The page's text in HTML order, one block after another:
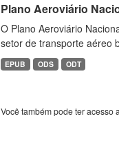
Plano Aeroviário
O Plano Aeroviário
setor de transporte aéreo
EPUB ODS ODT
Você também pode ter acesso